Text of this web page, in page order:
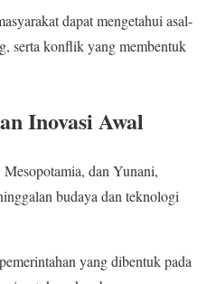
dapat mengetahui asal-
serta konflik yang membentuk
Inovasi Awal
dan Yunani,
budaya dan teknologi
yang dibentuk pada